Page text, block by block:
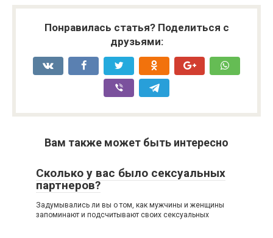
Понравилась статья? Поделиться с
друзьями:
Вам также может быть интересно
Сколько у вас было сексуальных
партнеров?
Задумывались ли вы о том, как мужчины и женщины
запоминают и подсчитывают своих сексуальных